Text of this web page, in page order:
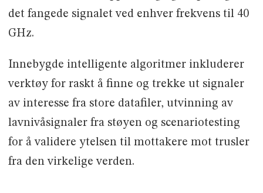
det fangede signalet ved enhver frekvens til 40
GHz.
Innebygde intelligente algoritmer inkluderer
verktøy for raskt å finne og trekke ut signaler
av interesse fra store datafiler, utvinning av
lavnivåsignaler fra støyen og scenariotesting
for å validere ytelsen til mottakere mot trusler
fra den virkelige verden.